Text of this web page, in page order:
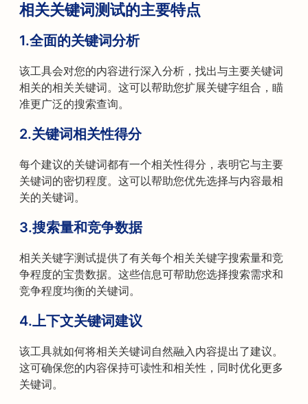
相关关键词测试的主要特点
1.全面的关键词分析
该工具会对您的内容进行深入分析，找出与主要关键词
相关的相关关键词。这可以帮助您扩展关键字组合，瞄
准更广泛的搜索查询。
2.关键词相关性得分
每个建议的关键词都有一个相关性得分，表明它与主要
关键词的密切程度。这可以帮助您优先选择与内容最相
关的关键词。
3.搜索量和竞争数据
相关关键字测试提供了有关每个相关关键字搜索量和竞
争程度的宝贵数据。这些信息可帮助您选择搜索需求和
竞争程度均衡的关键词。
4.上下文关键词建议
该工具就如何将相关关键词自然融入内容提出了建议。
这可确保您的内容保持可读性和相关性，同时优化更多
关键词。